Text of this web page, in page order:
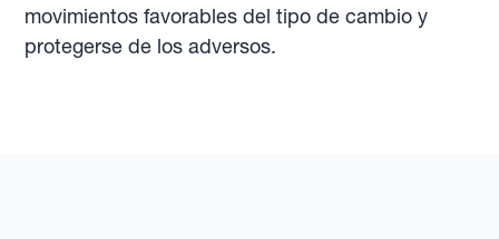
movimientos favorables del tipo de cambio y
protegerse de los adversos.